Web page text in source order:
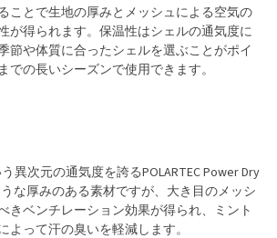
ことで生地の厚みとメッシュによる空気の
が得られます。保温性はシェルの通気度に
節や体質に合ったシェルを選ぶことがポイ
での長いシーズンで使用できます。
異次元の通気度を誇るPOLARTEC Power Dry
な厚みのある素材ですが、大き目のメッシ
きベンチレーション効果が得られ、ミント
よって汗の臭いを軽減します。